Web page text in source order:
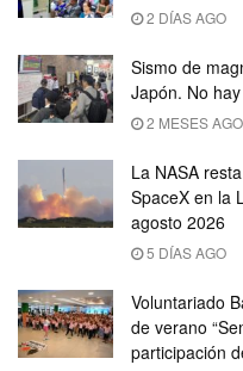
2 DÍAS AGO
Sismo de
Japón. No
2 MESES AGO
La NASA
SpaceX en la
agosto 2026
5 DÍAS AGO
Voluntariado
de verano
participación